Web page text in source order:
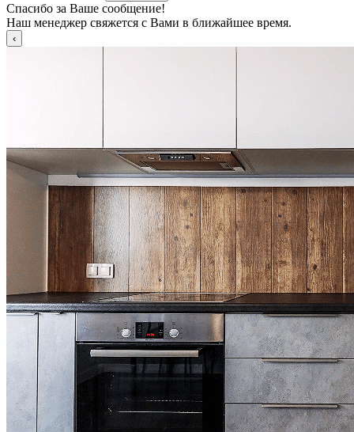
Спасибо за Ваше сообщение!
Наш менеджер свяжется с Вами в ближайшее время.